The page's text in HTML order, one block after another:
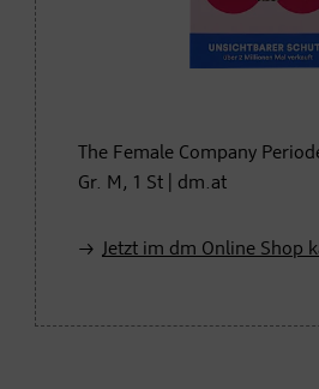
The Female Company
Gr. M, 1 St | dm.at
Jetzt im dm Online Shop